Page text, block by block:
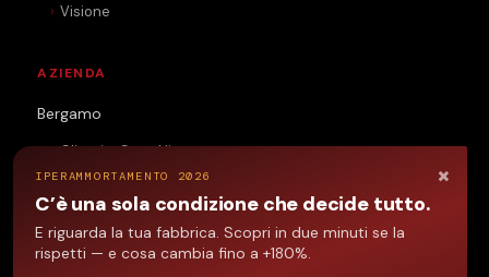
Visione
AZIENDA
Bergamo
Clienti e Case History
Lavora con Noi | SIVAF
×
IPERAMMORTAMENTO 2026
C’è una sola condizione che decide tutto.
E riguarda la tua fabbrica. Scopri in due minuti se la
rispetti — e cosa cambia fino a +180%.